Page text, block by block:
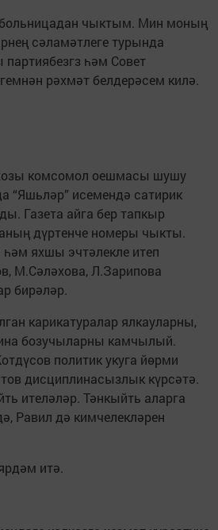
чыктым. Мин моның
сәламәтлеге турында
һәм Совет
рәхмәт белдерәсем килә.
комсомол оешмасы шушу
“Яшьләр” исемендә сатирик
Газета айга бер тапкыр
дүртенче номеры чыкты.
яхшы эчтәлекле итеп
М.Сәләхова, Л.Зарипова
бирәләр.
карикатуралар ялкауларны,
бозучыларны камчылый.
политик укуга йөрми
дисциплинасызлык күрсәтә.
ителәләр. Тәнкыйть аларга
Равил дә кимчелекләрен
итә.